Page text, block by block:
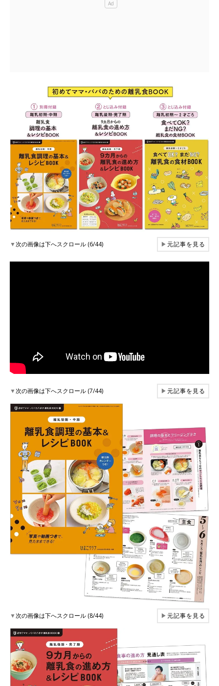
▼次の画像は下へスクロール (6/44) ▶元記事を見る
▼次の画像は下へスクロール (7/44) ▶元記事を見る
▼次の画像は下へスクロール (8/44) ▶元記事を見る